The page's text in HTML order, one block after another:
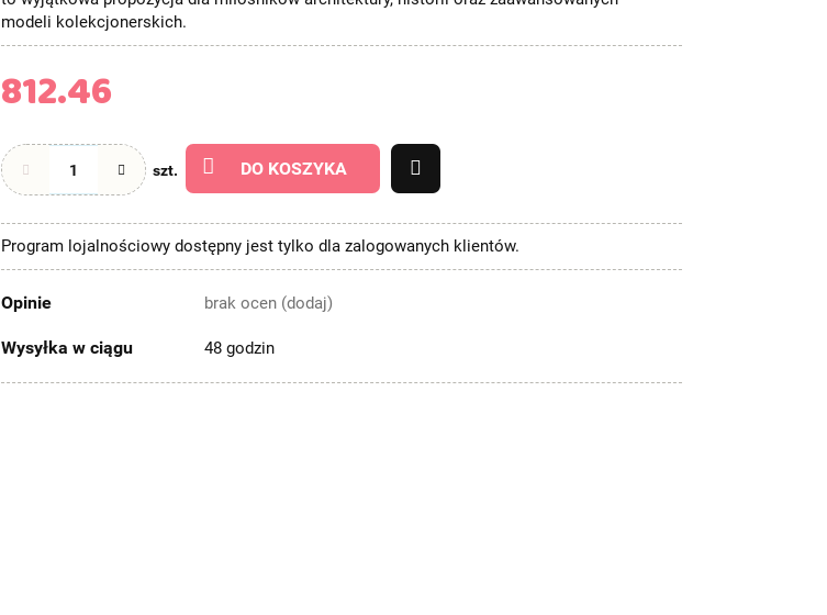
modeli kolekcjonerskich.
812.46
szt. DO KOSZYKA
Program lojalnościowy dostępny jest tylko dla zalogowanych klientów.
Opinie brak ocen (dodaj)
Wysyłka w ciągu 48 godzin